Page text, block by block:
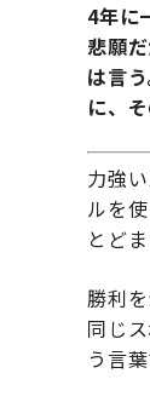
4年に
悲願
は言
に、
力強
ルを
とど
勝利
同じ
う言